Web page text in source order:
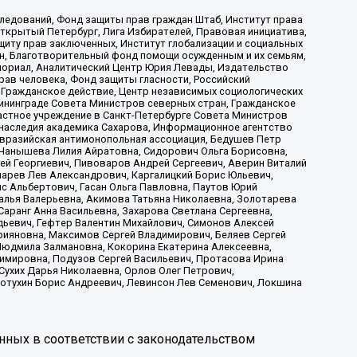
Фонд защиты прав граждан Штаб, Институт права
Петербург, Лига Избирателей, Правовая инициатива,
прав заключенных, Институт глобализации и социальных
Благотворительный фонд помощи осужденным и их семьям,
Аналитический Центр Юрия Левады, Издательство
человека, Фонд защиты гласности, Российский
действие, Центр независимых социологических
Совета Министров северных стран, Гражданское
учреждение в Санкт-Петербурге Совета Министров
академика Сахарова, Информационное агентство
антимонопольная ассоциация, Бедушев Петр
Лилия Айратовна, Сидорович Ольга Борисовна,
Георгиевич, Пивоваров Андрей Сергеевич, Аверин Виталий
Лев Александрович, Каргалицкий Борис Юльевич,
Альбертович, Гасан Ольга Павловна, Паутов Юрий
Валерьевна, Акимова Татьяна Николаевна, Золотарева
Анна Васильевна, Захарова Светлана Сергеевна,
Гефтер Валентин Михайлович, Симонов Алексей
Максимов Сергей Владимирович, Беляев Сергей
Залмановна, Кокорина Екатерина Алексеевна,
Подузов Сергей Васильевич, Протасова Ирина
Дарья Николаевна, Орлов Олег Петрович,
Борис Андреевич, Левинсон Лев Семенович, Локшина
в соответствии с законодательством